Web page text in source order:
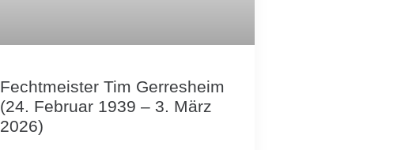
Fechtmeister Tim Gerresheim
(24. Februar 1939 – 3. März
2026)